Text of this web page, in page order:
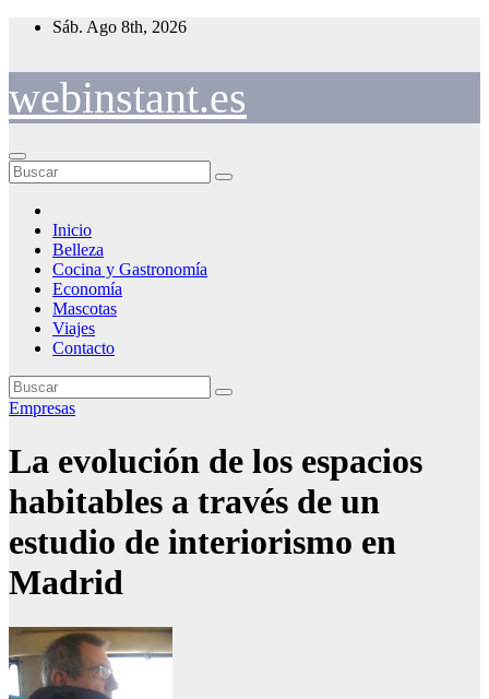
Saltar
Sáb. Ago 8th, 2026
webinstant.es
Inicio
Belleza
Cocina y Gastronomía
Economía
Mascotas
Viajes
Contacto
Empresas
La evolución de los espacios
habitables a través de un
estudio de interiorismo en
Madrid